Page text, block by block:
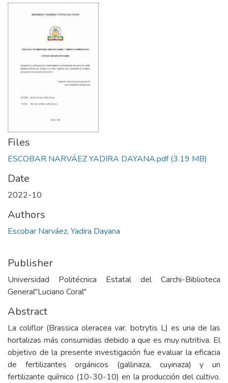
Files
ESCOBAR NARVÁEZ YADIRA DAYANA.pdf(3.19 MB)
Date
2022-10
Authors
Escobar Narváez, Yadira Dayana
Publisher
Universidad Politécnica Estatal del Carchi-Biblioteca
General"Luciano Coral"
Abstract
La coliflor (Brassica oleracea var. botrytis L) es una de las
hortalizas más consumidas debido a que es muy nutritiva. El
objetivo de la presente investigación fue evaluar la eficacia
de fertilizantes orgánicos (gallinaza, cuyinaza) y un
fertilizante químico (10-30-10) en la producción del cultivo.